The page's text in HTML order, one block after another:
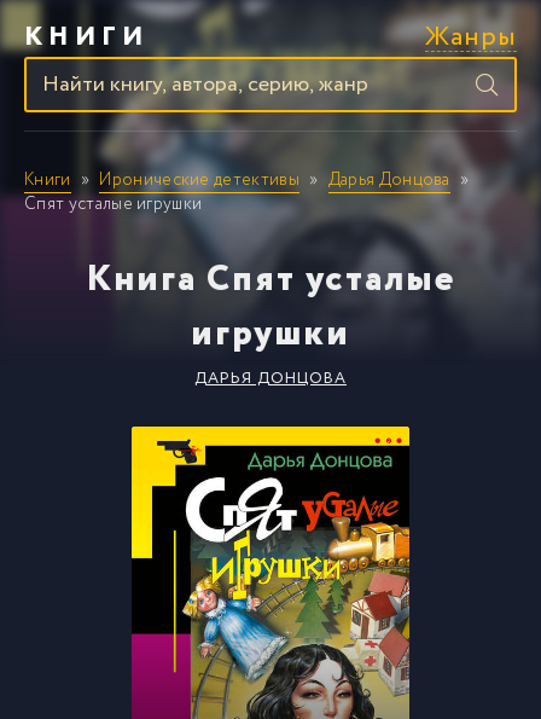
КНИГИ Жанры
Книги Иронические детективы
Дарья Донцова
Спят усталые игрушки
Книга Спят усталые
игрушки
ДАРЬЯ ДОНЦОВА